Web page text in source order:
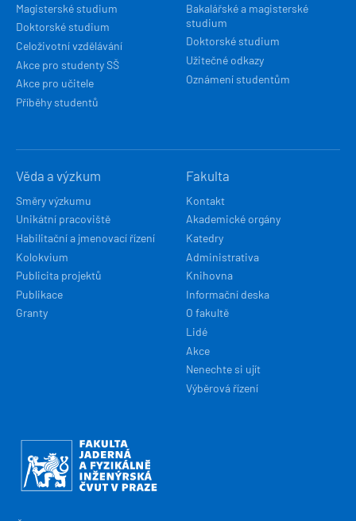
Magisterské studium
Doktorské studium
Celoživotní vzdělávání
Akce pro studenty SŠ
Akce pro učitele
Příběhy studentů
Bakalářské a magisterské
studium
Doktorské studium
Užitečné odkazy
Oznámení studentům
Věda a výzkum
Směry výzkumu
Unikátní pracoviště
Habilitační a jmenovací řízení
Kolokvium
Publicita projektů
Publikace
Granty
Fakulta
Kontakt
Akademické orgány
Katedry
Administrativa
Knihovna
Informační deska
O fakultě
Lidé
Akce
Nenechte si ujít
Výběrová řízení
Obrázek